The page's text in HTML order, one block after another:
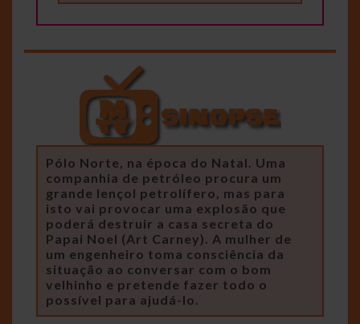
Pólo Norte, na época do Natal. Uma
companhia de petróleo procura um
grande lençol petrolífero, mas para
isto vai provocar uma explosão que
poderá destruir a casa secreta do
Papai Noel (Art Carney). A mulher de
um engenheiro toma consciência da
situação ao conversar com o bom
velhinho e pretende fazer todo o
possível para ajudá-lo.